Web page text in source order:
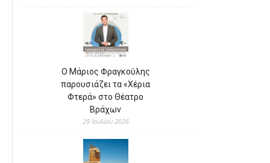
Ο Μάριος Φραγκούλης
παρουσιάζει τα «Χέρια
Φτερά» στο Θέατρο
Βράχων
29 Ιουλίου 2026